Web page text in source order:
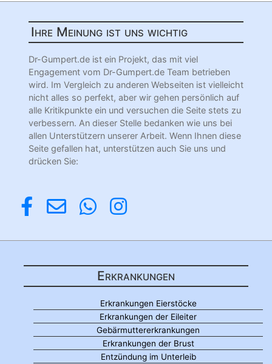
Ihre Meinung ist uns wichtig
Dr-Gumpert.de ist ein Projekt, das mit viel
Engagement vom Dr-Gumpert.de Team betrieben
wird. Im Vergleich zu anderen Webseiten ist vielleicht
nicht alles so perfekt, aber wir gehen persönlich auf
alle Kritikpunkte ein und versuchen die Seite stets zu
verbessern. An dieser Stelle bedanken wie uns bei
allen Unterstützern unserer Arbeit. Wenn Ihnen diese
Seite gefallen hat, unterstützen auch Sie uns und
drücken Sie:
Erkrankungen
Erkrankungen Eierstöcke
Erkrankungen der Eileiter
Gebärmuttererkrankungen
Erkrankungen der Brust
Entzündung im Unterleib